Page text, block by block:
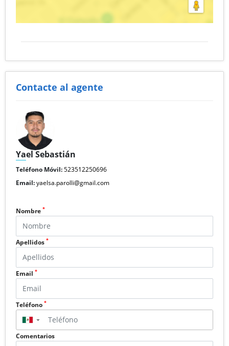
Contacte al agente
Yael Sebastián
Teléfono Móvil:523512250696
Email:yaelsa.parolli@gmail.com
Nombre *
Apellidos *
Email *
Teléfono *
▼
Comentarios